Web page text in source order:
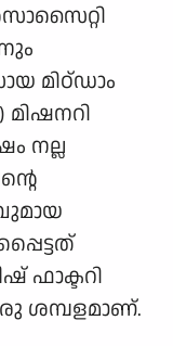
മിഠ്ഡാം
നല്ല
ഫാക്ടറി
ശമ്പളമാണ്.